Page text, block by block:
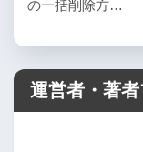
の一括削除方…
運営者・著